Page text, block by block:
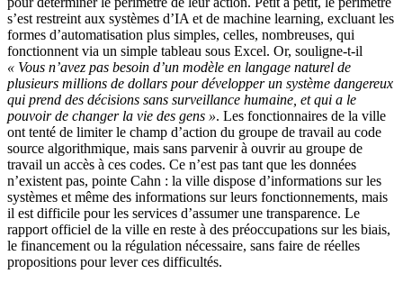
s’est restreint aux systèmes d’IA et de machine learning, excluant les
formes d’automatisation plus simples, celles, nombreuses, qui
fonctionnent via un simple tableau sous Excel. Or, souligne-t-il
« Vous n’avez pas besoin d’un modèle en langage naturel de
plusieurs millions de dollars pour développer un système dangereux
qui prend des décisions sans surveillance humaine, et qui a le
pouvoir de changer la vie des gens ». Les fonctionnaires de la ville
ont tenté de limiter le champ d’action du groupe de travail au code
source algorithmique, mais sans parvenir à ouvrir au groupe de
travail un accès à ces codes. Ce n’est pas tant que les données
n’existent pas, pointe Cahn : la ville dispose d’informations sur les
systèmes et même des informations sur leurs fonctionnements, mais
il est difficile pour les services d’assumer une transparence. Le
rapport officiel de la ville en reste à des préoccupations sur les biais,
le financement ou la régulation nécessaire, sans faire de réelles
propositions pour lever ces difficultés.